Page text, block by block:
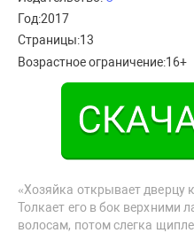
Год:2017
Страницы:13
Возрастное ограничение:16+
«Хозяйка открывает дверцу
Толкает его в бок верхними
волосам, потом слегка